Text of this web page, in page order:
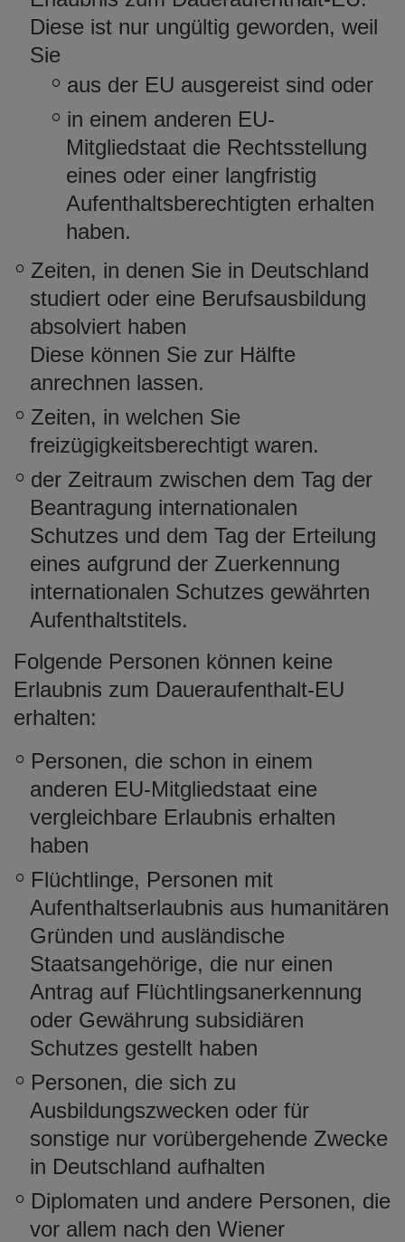
Diese ist nur ungültig geworden, weil
Sie
aus der EU ausgereist sind oder
in einem anderen EU-
Mitgliedstaat die Rechtsstellung
eines oder einer langfristig
Aufenthaltsberechtigten erhalten
haben.
Zeiten, in denen Sie in Deutschland
studiert oder eine Berufsausbildung
absolviert haben
Diese können Sie zur Hälfte
anrechnen lassen.
Zeiten, in welchen Sie
freizügigkeitsberechtigt waren.
der Zeitraum zwischen dem Tag der
Beantragung internationalen
Schutzes und dem Tag der Erteilung
eines aufgrund der Zuerkennung
internationalen Schutzes gewährten
Aufenthaltstitels.
Folgende Personen können keine
Erlaubnis zum Daueraufenthalt-EU
erhalten:
Personen, die schon in einem
anderen EU-Mitgliedstaat eine
vergleichbare Erlaubnis erhalten
haben
Flüchtlinge, Personen mit
Aufenthaltserlaubnis aus humanitären
Gründen und ausländische
Staatsangehörige, die nur einen
Antrag auf Flüchtlingsanerkennung
oder Gewährung subsidiären
Schutzes gestellt haben
Personen, die sich zu
Ausbildungszwecken oder für
sonstige nur vorübergehende Zwecke
in Deutschland aufhalten
Diplomaten und andere Personen, die
vor allem nach den Wiener